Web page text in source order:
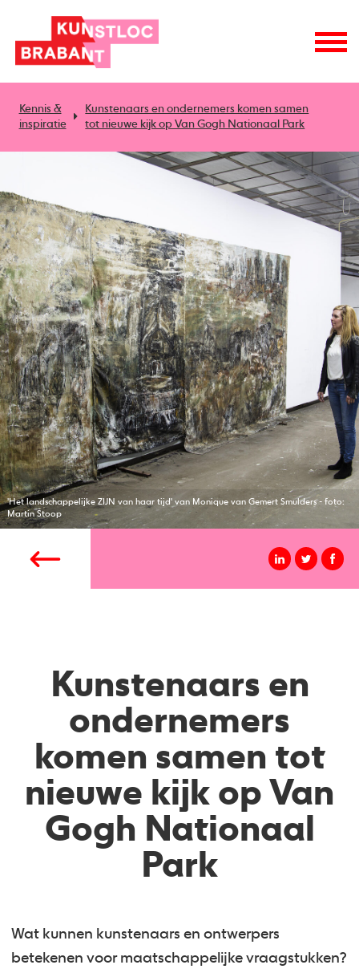
Kennis &
inspiratie
Kunstenaars en ondernemers komen samen
tot nieuwe kijk op Van Gogh Nationaal Park
'Het landschappelijke ZIJN van haar tijd' van Monique van Gemert Smulders - foto:
Martin Stoop
Kunstenaars en
ondernemers
komen samen tot
nieuwe kijk op Van
Gogh Nationaal
Park
Wat kunnen kunstenaars en ontwerpers
betekenen voor maatschappelijke vraagstukken?